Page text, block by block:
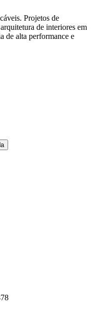
Projetos de
de interiores em
de alta performance e